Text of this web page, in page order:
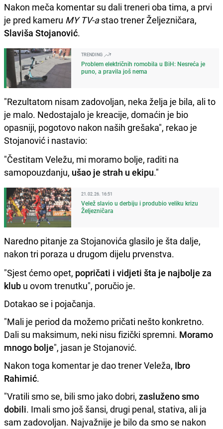
Nakon meča komentar su dali treneri oba tima, a prvi
je pred kameru MY TV-astao trener Željezničara,
Slaviša Stojanović.
TRENDING
Problem električnih romobila u BiH: Nesreća je
puno, a pravila još nema
"Rezultatom nisam zadovoljan, neka želja je bila, ali to
je malo. Nedostajalo je kreacije, domaćin je bio
opasniji, pogotovo nakon naših grešaka", rekao je
Stojanović i nastavio:
"Čestitam Veležu, mi moramo bolje, raditi na
samopouzdanju, ušao je strah u ekipu."
21.02.26. 16:51
Velež slavio u derbiju i produbio veliku krizu
Željezničara
Naredno pitanje za Stojanovića glasilo je šta dalje,
nakon tri poraza u drugom dijelu prvenstva.
"Sjest ćemo opet, popričati i vidjeti šta je najbolje za
klub u ovom trenutku", poručio je.
Dotakao se i pojačanja.
"Mali je period da možemo pričati nešto konkretno.
Dali su maksimum, neki nisu fizički spremni. Moramo
mnogo bolje", jasan je Stojanović.
Nakon toga komentar je dao trener Veleža, Ibro
Rahimić.
"Vratili smo se, bili smo jako dobri, zasluženo smo
dobili. Imali smo još šansi, drugi penal, stativa, ali ja
sam zadovoljan. Najvažnije je bilo da smo se nakon